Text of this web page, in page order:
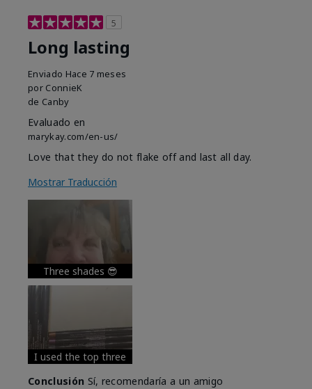
5
Long lasting
Enviado Hace 7 meses
por ConnieK
de Canby
Evaluado en
marykay.com/en-us/
Love that they do not flake off and last all day.
Mostrar Traducción
Three shades 😎
I used the top three
Conclusión Sí, recomendaría a un amigo